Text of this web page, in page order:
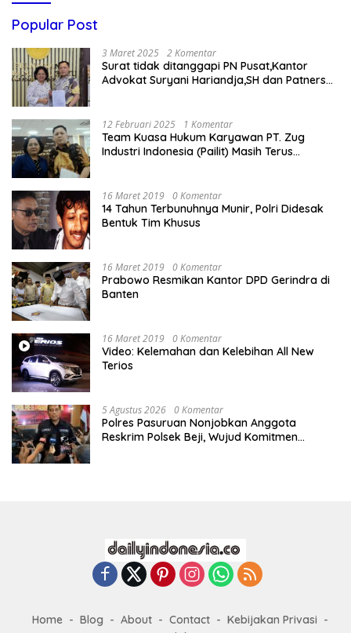
Popular Post
3 Maret 2025 2 Komentar
Surat tidak ditanggapi PN Pusat,Kantor
Advokat Suryani Hariandja,SH dan Patners
12 Februari 2025 1 Komentar
Team Kuasa Hukum Karyawan PT. Zug
Industri Indonesia (Pailit) Masih Terus
16 Maret 2019 0 Komentar
14 Tahun Terbunuhnya Munir, Polri Didesak
Bentuk Tim Khusus
16 Maret 2019 0 Komentar
Prabowo Resmikan Kantor DPD Gerindra di
Banten
16 Maret 2019 0 Komentar
Video: Kelemahan dan Kelebihan All New
Terios
5 Agustus 2026 0 Komentar
Polres Pasuruan Nonjobkan Anggota
Reskrim Polsek Beji, Wujud Komitmen
Home Blog About Contact
Kebijakan Privasi